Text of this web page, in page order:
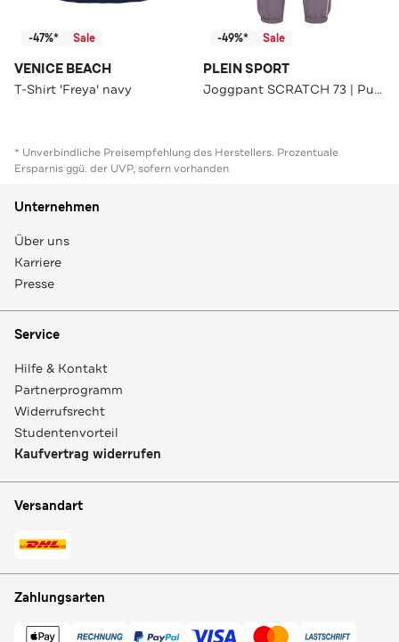
-47%* Sale
VENICE BEACH
T-Shirt 'Freya' navy
-49%* Sale
PLEIN SPORT
Joggpant SCRATCH 73 | Purple Straight
* Unverbindliche Preisempfehlung des Herstellers. Prozentuale
Ersparnis ggü. der UVP, sofern vorhanden
Unternehmen
Über uns
Karriere
Presse
Service
Hilfe & Kontakt
Partnerprogramm
Widerrufsrecht
Studentenvorteil
Kaufvertrag widerrufen
Versandart
Zahlungsarten